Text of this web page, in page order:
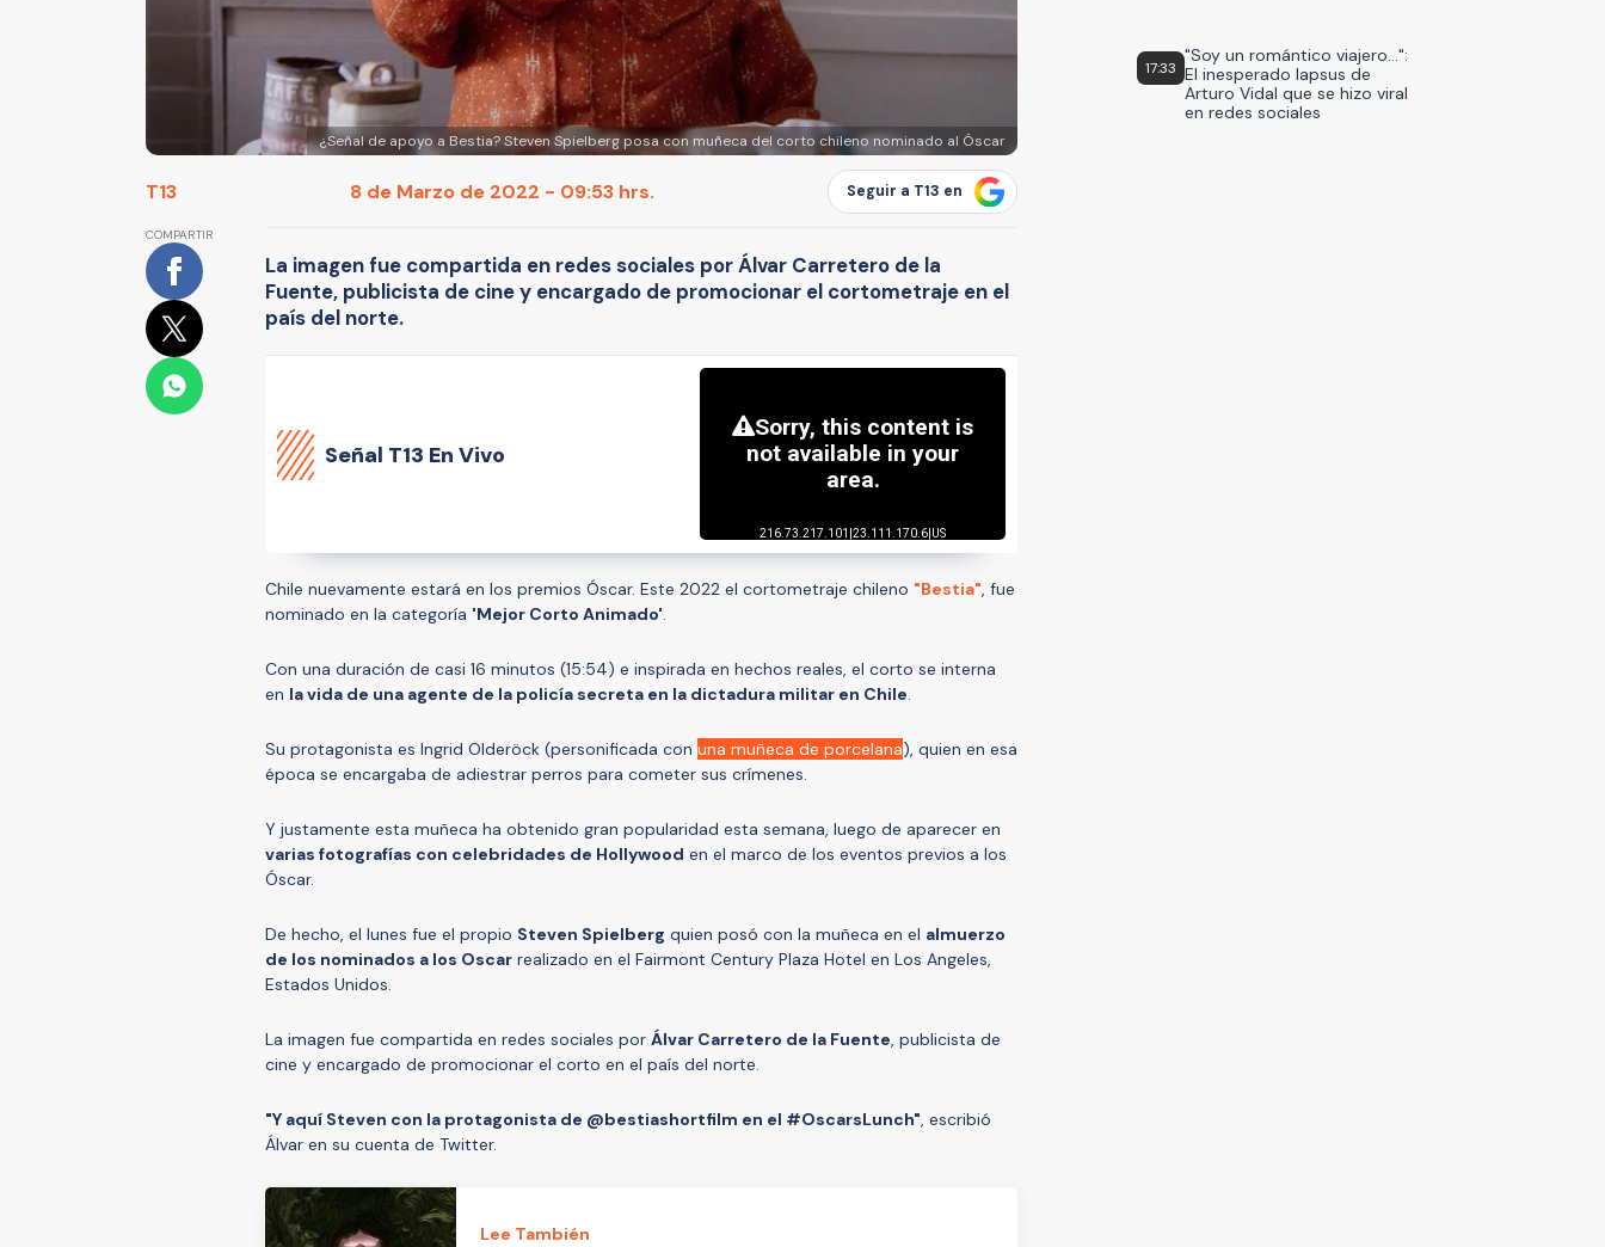
¿Señal de apoyo a Bestia? Steven Spielberg posa con muñeca del corto chileno nominado al Óscar
T13 8 de Marzo de 2022 - 09:53 hrs. Seguir a T13 en
COMPARTIR
La imagen fue compartida en redes sociales por Álvar Carretero de la
Fuente, publicista de cine y encargado de promocionar el cortometraje en el
país del norte.
Señal T13 En Vivo
Chile nuevamente estará en los premios Óscar. Este 2022 el cortometraje chileno "Bestia", fue
nominado en la categoría 'Mejor Corto Animado'.
Con una duración de casi 16 minutos (15:54) e inspirada en hechos reales, el corto se interna
en la vida de una agente de la policía secreta en la dictadura militar en Chile.
Su protagonista es Ingrid Olderöck (personificada con una muñeca de porcelana), quien en esa
época se encargaba de adiestrar perros para cometer sus crímenes.
Y justamente esta muñeca ha obtenido gran popularidad esta semana, luego de aparecer en
varias fotografías con celebridades de Hollywood en el marco de los eventos previos a los
Óscar.
De hecho, el lunes fue el propio Steven Spielberg quien posó con la muñeca en el almuerzo
de los nominados a los Oscar realizado en el Fairmont Century Plaza Hotel en Los Angeles,
Estados Unidos.
La imagen fue compartida en redes sociales por Álvar Carretero de la Fuente, publicista de
cine y encargado de promocionar el corto en el país del norte.
"Y aquí Steven con la protagonista de @bestiashortfilm en el #OscarsLunch", escribió
Álvar en su cuenta de Twitter.
Lee También
17:33
"Soy un romántico viajero...":
El inesperado lapsus de
Arturo Vidal que se hizo viral
en redes sociales